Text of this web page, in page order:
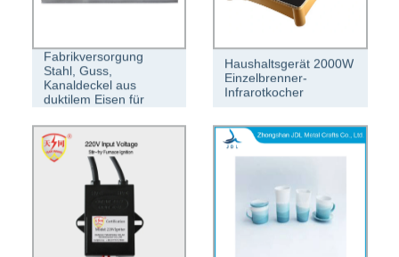
Fabrikversorgung
Stahl, Guss,
Kanaldeckel aus
duktilem Eisen für
Haushaltsgerät 2000W
Einzelbrenner-
Infrarotkocher